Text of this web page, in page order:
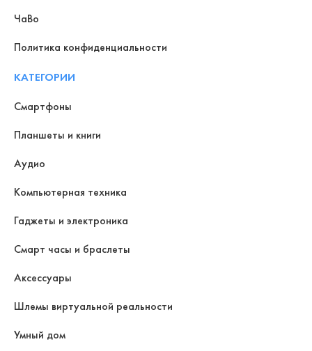
ЧаВо
Политика конфиденциальности
КАТЕГОРИИ
Смартфоны
Планшеты и книги
Аудио
Компьютерная техника
Гаджеты и электроника
Смарт часы и браслеты
Аксессуары
Шлемы виртуальной реальности
Умный дом